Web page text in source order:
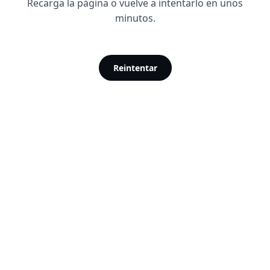
Recarga la página o vuelve a intentarlo en unos
minutos.
Reintentar